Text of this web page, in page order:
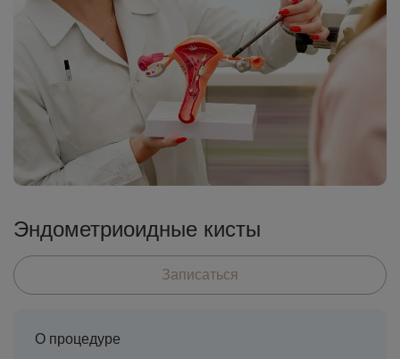
Косметология Стоматология
Пластическая хирургия Общая медицина
Диагностика
Эндометриоидные кисты
Записаться
О процедуре